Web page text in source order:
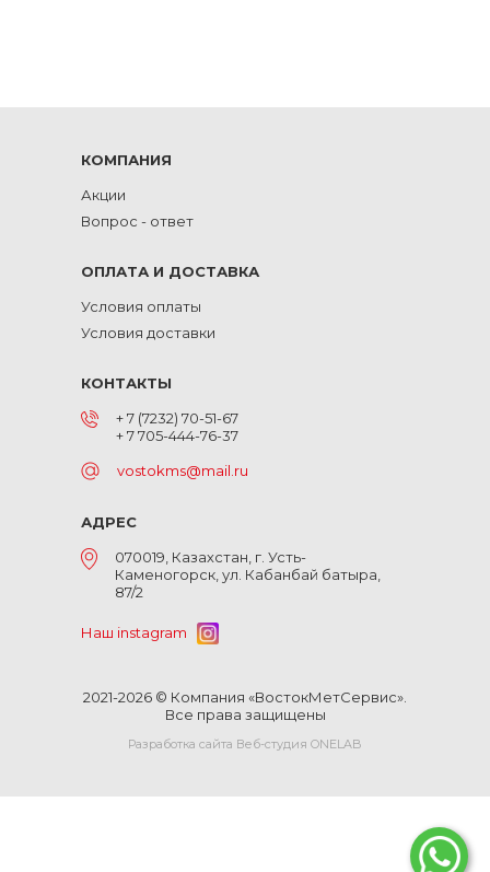
КОМПАНИЯ
Акции
Вопрос - ответ
ОПЛАТА И ДОСТАВКА
Условия оплаты
Условия доставки
КОНТАКТЫ
+ 7 (7232) 70-51-67
+ 7 705-444-76-37
vostokms@mail.ru
АДРЕС
070019, Казахстан, г. Усть-
Каменогорск, ул. Кабанбай батыра,
87/2
Наш instagram
2021-2026 © Компания «ВостокМетСервис».
Все права защищены
Разработка сайта Веб-студия ONELAB